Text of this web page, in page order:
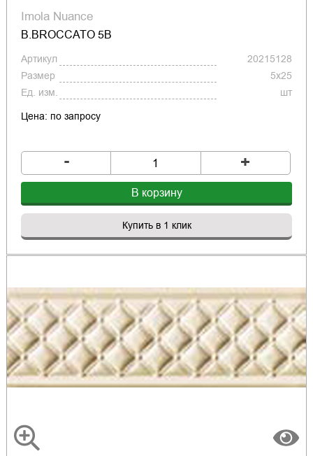
Imola Nuance
B.BROCCATO 5B
Артикул
20215128
Размер
5x25
Ед. изм.
шт
Цена: по запросу
- +
В корзину
Купить в 1 клик